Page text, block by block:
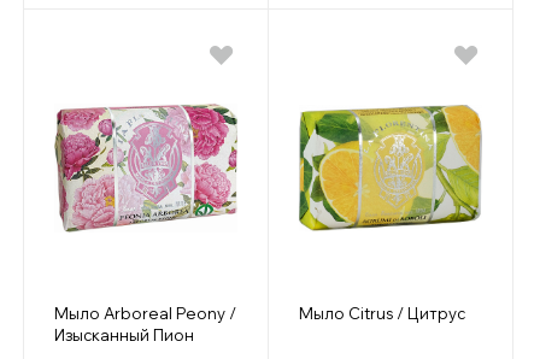
Мыло Arboreal Peony /
Изысканный Пион
Мыло Citrus / Цитрус